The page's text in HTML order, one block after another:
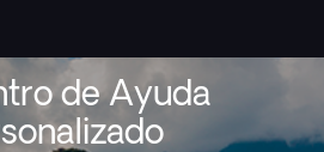
de Ayuda